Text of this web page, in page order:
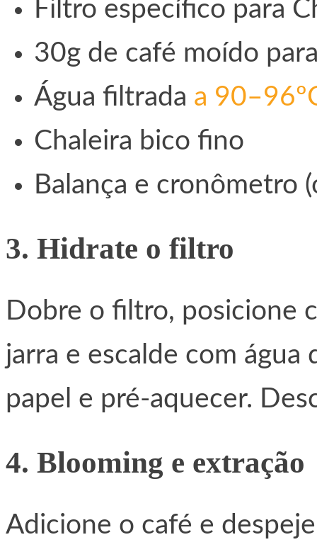
Filtro específico para
30g de café moído
Água filtrada a
Chaleira bico fino
Balança e cronômetro
3. Hidrate o filtro
Dobre o filtro, posicione
jarra e escalde com
papel e pré-aquecer.
4. Blooming e extração
Adicione o café e